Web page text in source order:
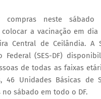
compras neste sábado
a vacinação em dia
Central de Ceilândia. A
(SES-DF)
de todas as faixas
46 Unidades Básicas de
sábado em todo o DF.